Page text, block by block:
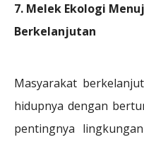
7. Melek Ekologi
Berkelanjutan
Masyarakat
hidupnya dengan
pentingnya